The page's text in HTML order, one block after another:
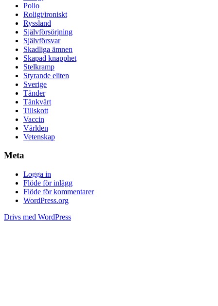
Polio
Roligt/ironiskt
Ryssland
Självförsörjning
Självförsvar
Skadliga ämnen
Skapad knapphet
Stelkramp
Styrande eliten
Sverige
Tänder
Tänkvärt
Tillskott
Vaccin
Världen
Vetenskap
Meta
Logga in
Flöde för inlägg
Flöde för kommentarer
WordPress.org
Drivs med WordPress